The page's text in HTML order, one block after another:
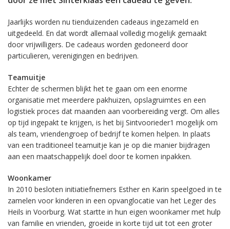
Jaarlijks worden nu tienduizenden cadeaus ingezameld en
uitgedeeld. En dat wordt allemaal volledig mogelijk gemaakt
door vrijwilligers. De cadeaus worden gedoneerd door
particulieren, verenigingen en bedrijven.
Teamuitje
Echter de schermen blijkt het te gaan om een enorme
organisatie met meerdere pakhuizen, opslagruimtes en een
logistiek proces dat maanden aan voorbereiding vergt. Om alles
op tijd ingepakt te krijgen, is het bij Sintvoorieder1 mogelijk om
als team, vriendengroep of bedrijf te komen helpen. In plaats
van een traditioneel teamuitje kan je op die manier bijdragen
aan een maatschappelijk doel door te komen inpakken.
Woonkamer
In 2010 besloten initiatiefnemers Esther en Karin speelgoed in te
zamelen voor kinderen in een opvanglocatie van het Leger des
Heils in Voorburg. Wat startte in hun eigen woonkamer met hulp
van familie en vrienden, groeide in korte tijd uit tot een groter